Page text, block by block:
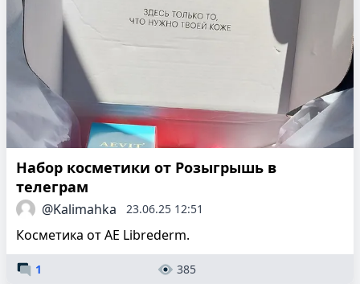
Набор косметики от Розыгрышь в
телеграм
@Kalimahka 23.06.25 12:51
Косметика от AE Librederm.
1 385